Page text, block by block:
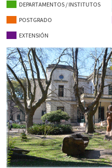
DEPARTAMENTOS / INSTITUTOS
POSTGRADO
EXTENSIÓN